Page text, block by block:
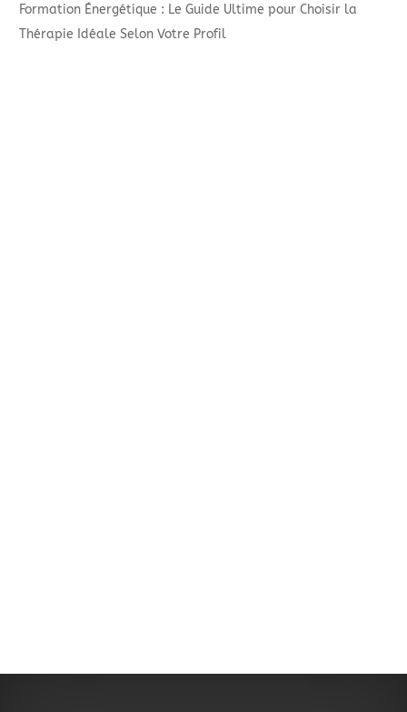
Formation Énergétique : Le Guide Ultime pour Choisir la
Thérapie Idéale Selon Votre Profil